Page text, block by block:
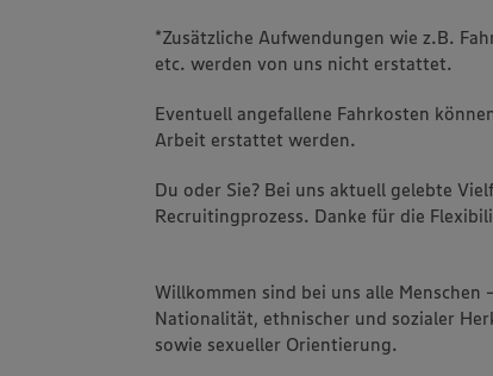
*Zusätzliche Aufwendungen wie z.B.
etc. werden von uns nicht erstattet.
Eventuell angefallene Fahrkosten
Arbeit erstattet werden.
Du oder Sie? Bei uns aktuell gelebte
Recruitingprozess. Danke für die
Willkommen sind bei uns alle Menschen
Nationalität, ethnischer und sozialer
sowie sexueller Orientierung.